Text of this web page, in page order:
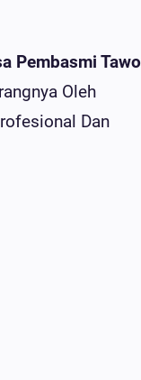
Pembasmi
Oleh
Dan